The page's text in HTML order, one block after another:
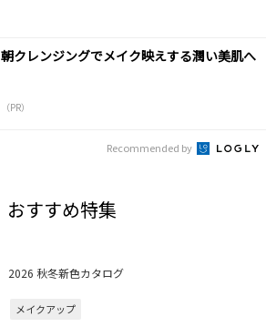
朝クレンジングでメイク映えする潤い美肌へ
（PR）
Recommended by
おすすめ特集
2026 秋冬新色カタログ
メイクアップ